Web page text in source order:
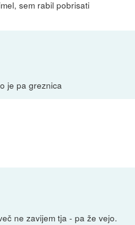
sem rabil pobrisati
je pa greznica
ne zavijem tja - pa že vejo.